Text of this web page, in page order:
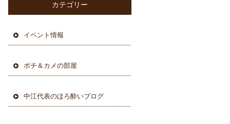
カテゴリー
イベント情報
ポチ＆カメの部屋
中江代表のほろ酔いブログ